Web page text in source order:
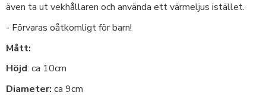
även ta ut vekhållaren och använda ett värmeljus istället.
- Förvaras oåtkomligt för barn!
Mått:
Höjd: ca 10cm
Diameter: ca 9cm